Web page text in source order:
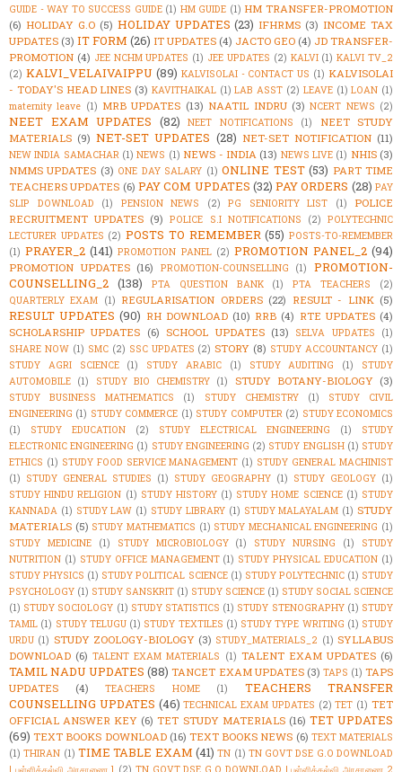
GUIDE - WAY TO SUCCESS GUIDE (1) HM GUIDE (1) HM TRANSFER-PROMOTION
(6) HOLIDAY G.O (5) HOLIDAY UPDATES (23) IFHRMS (3) INCOME TAX
UPDATES (3) IT FORM (26) IT UPDATES (4) JACTO GEO (4) JD TRANSFER-
PROMOTION (4) JEE NCHM UPDATES (1) JEE UPDATES (2) KALVI (1) KALVI TV_2
(2) KALVI_VELAIVAIPPU (89) KALVISOLAI - CONTACT US (1) KALVISOLAI
- TODAY'S HEAD LINES (3) KAVITHAIKAL (1) LAB ASST (2) LEAVE (1) LOAN (1)
maternity leave (1) MRB UPDATES (13) NAATIL INDRU (3) NCERT NEWS (2)
NEET EXAM UPDATES (82) NEET NOTIFICATIONS (1)
NEET STUDY
MATERIALS (9) NET-SET UPDATES (28) NET-SET NOTIFICATION (11)
NEW INDIA SAMACHAR (1) NEWS (1) NEWS - INDIA (13) NEWS LIVE (1) NHIS (3)
NMMS UPDATES (3) ONE DAY SALARY (1) ONLINE TEST (53) PART TIME
TEACHERS UPDATES (6) PAY COM UPDATES (32) PAY ORDERS (28) PAY
SLIP DOWNLOAD
(1) PENSION NEWS (2) PG SENIORITY LIST (1)
POLICE
RECRUITMENT UPDATES (9) POLICE S.I NOTIFICATIONS (2) POLYTECHNIC
LECTURER UPDATES (2) POSTS TO REMEMBER (55) POSTS-TO-REMEMBER
(1) PRAYER_2 (141) PROMOTION PANEL (2) PROMOTION PANEL_2 (94)
PROMOTION UPDATES (16) PROMOTION-COUNSELLING (1)
PROMOTION-
COUNSELLING_2 (138) PTA QUESTION BANK (1) PTA TEACHERS
(2)
QUARTERLY EXAM (1) REGULARISATION ORDERS (22) RESULT - LINK (5)
RESULT UPDATES (90) RH DOWNLOAD (10) RRB (4) RTE UPDATES (4)
SCHOLARSHIP UPDATES (6) SCHOOL UPDATES (13) SELVA UPDATES
(1)
SHARE NOW (1) SMC (2) SSC UPDATES (2) STORY (8) STUDY ACCOUNTANCY (1)
STUDY AGRI SCIENCE
(1) STUDY ARABIC (1) STUDY AUDITING (1)
STUDY
AUTOMOBILE (1) STUDY BIO CHEMISTRY (1) STUDY BOTANY-BIOLOGY (3)
STUDY BUSINESS MATHEMATICS (1) STUDY CHEMISTRY (1)
STUDY CIVIL
ENGINEERING (1) STUDY COMMERCE (1) STUDY COMPUTER (2) STUDY ECONOMICS
(1)
STUDY EDUCATION (2) STUDY ELECTRICAL ENGINEERING (1)
STUDY
ELECTRONIC ENGINEERING (1) STUDY ENGINEERING (2) STUDY ENGLISH (1) STUDY
ETHICS (1) STUDY FOOD SERVICE MANAGEMENT (1) STUDY GENERAL MACHINIST
(1) STUDY GENERAL STUDIES (1) STUDY GEOGRAPHY (1) STUDY GEOLOGY (1)
STUDY HINDU RELIGION (1) STUDY HISTORY (1) STUDY HOME SCIENCE (1) STUDY
KANNADA (1) STUDY LAW (1) STUDY LIBRARY (1) STUDY MALAYALAM (1) STUDY
MATERIALS (5) STUDY MATHEMATICS (1) STUDY MECHANICAL ENGINEERING (1)
STUDY MEDICINE
(1) STUDY MICROBIOLOGY (1) STUDY NURSING (1)
STUDY
NUTRITION (1) STUDY OFFICE MANAGEMENT (1) STUDY PHYSICAL EDUCATION (1)
STUDY PHYSICS (1) STUDY POLITICAL SCIENCE (1) STUDY POLYTECHNIC (1) STUDY
PSYCHOLOGY (1) STUDY SANSKRIT (1) STUDY SCIENCE (1) STUDY SOCIAL SCIENCE
(1) STUDY SOCIOLOGY (1) STUDY STATISTICS (1) STUDY STENOGRAPHY (1) STUDY
TAMIL (1) STUDY TELUGU (1) STUDY TEXTILES (1) STUDY TYPE WRITING (1) STUDY
URDU (1) STUDY ZOOLOGY-BIOLOGY (3) STUDY_MATERIALS_2 (1) SYLLABUS
DOWNLOAD (6) TALENT EXAM MATERIALS (1) TALENT EXAM UPDATES (6)
TAMIL NADU UPDATES (88) TANCET EXAM UPDATES (3) TAPS (1) TAPS
UPDATES
(4) TEACHERS HOME (1)
TEACHERS TRANSFER
COUNSELLING UPDATES (46) TECHNICAL EXAM UPDATES (2) TET (1) TET
OFFICIAL ANSWER KEY (6) TET STUDY MATERIALS (16) TET UPDATES
(69) TEXT BOOKS DOWNLOAD (16) TEXT BOOKS NEWS (6) TEXT MATERIALS
(1) THIRAN (1) TIME TABLE EXAM (41) TN (1) TN GOVT DSE G.O DOWNLOAD
| பள்ளிக்கல்வி அரசாணை 1 (2) TN GOVT DSE G.O DOWNLOAD | பள்ளிக்கல்வி அரசாணை 2